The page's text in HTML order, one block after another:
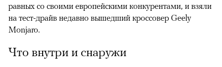
равных со своими европейскими конкурентами, и взяли
на тест-драйв недавно вышедший кроссовер Geely
Monjaro.
Что внутри и снаружи